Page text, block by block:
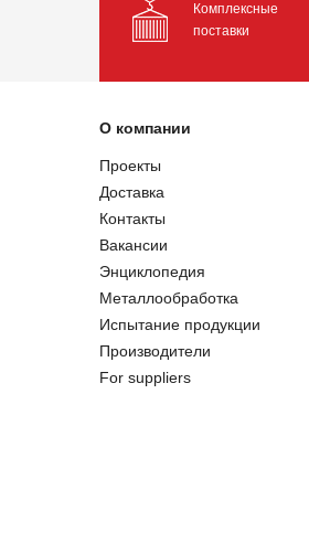
Комплексные
поставки
О компании
Проекты
Доставка
Контакты
Вакансии
Энциклопедия
Металлообработка
Испытание продукции
Производители
For suppliers